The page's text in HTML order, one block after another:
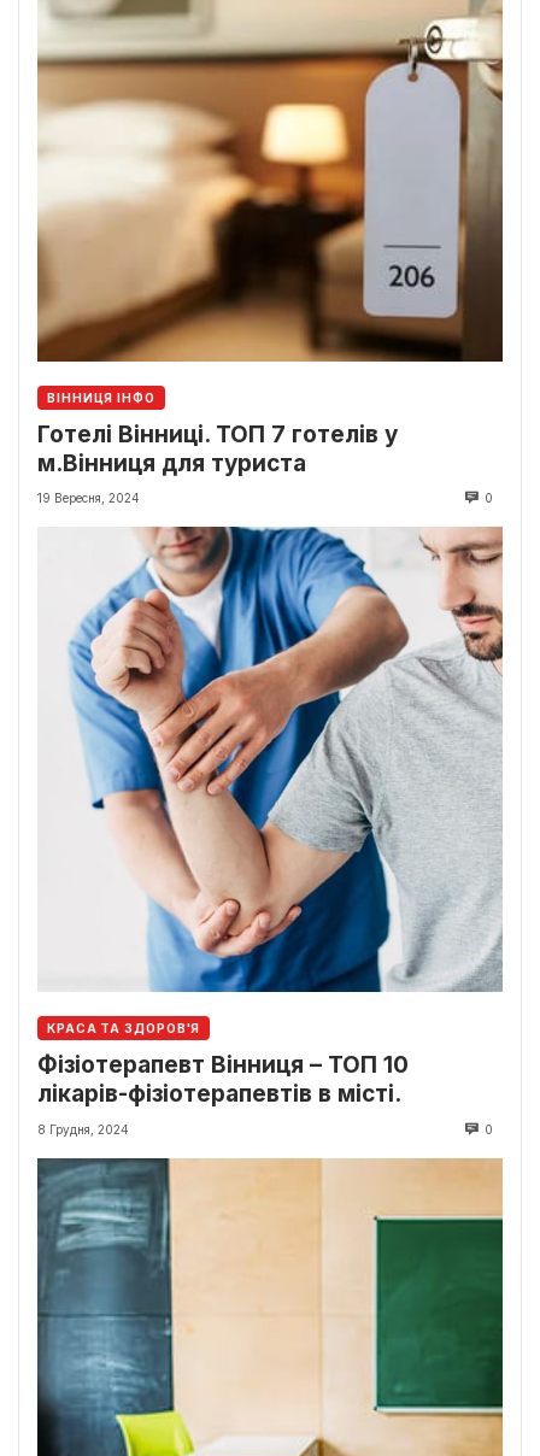
ВІННИЦЯ ІНФО
Готелі Вінниці. ТОП 7 готелів у
м.Вінниця для туриста
19 Вересня, 2024 0
КРАСА ТА ЗДОРОВ'Я
Фізіотерапевт Вінниця – ТОП 10
лікарів-фізіотерапевтів в місті.
8 Грудня, 2024 0